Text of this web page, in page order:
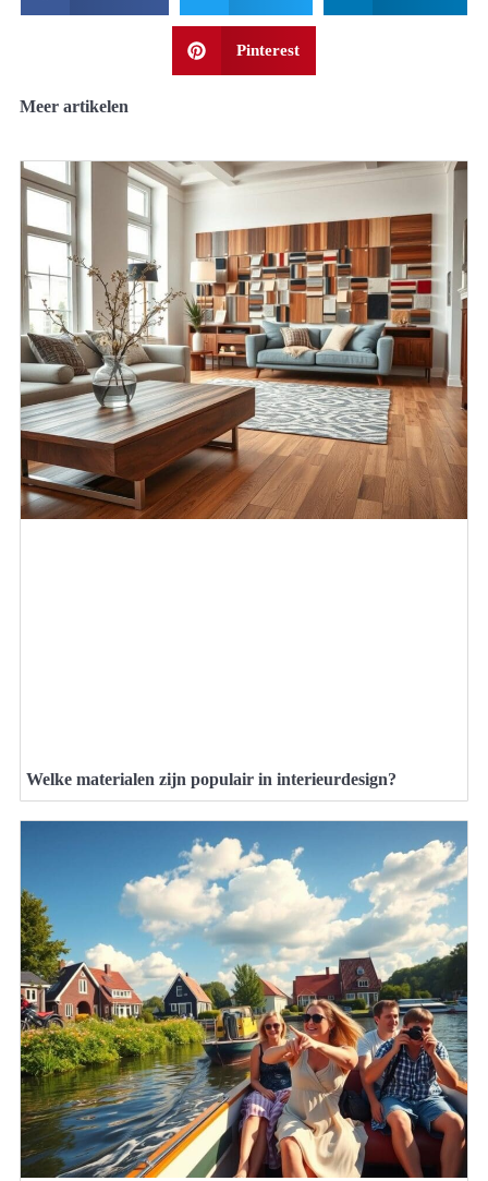
Pinterest
Meer artikelen
Welke materialen zijn populair in interieurdesign?